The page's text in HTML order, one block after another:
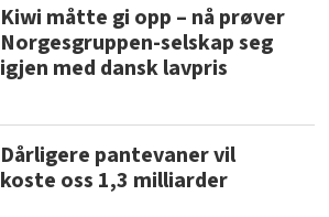
Kiwi måtte gi opp – nå prøver
Norgesgruppen-selskap seg
igjen med dansk lavpris
Dårligere pantevaner vil
koste oss 1,3 milliarder